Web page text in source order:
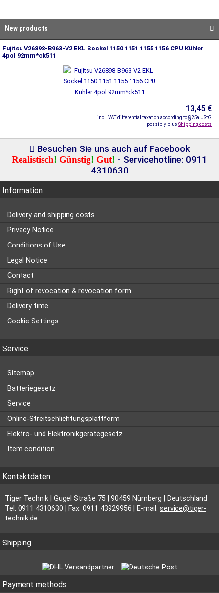
New products
Fujitsu V26898-B963-V2 EKL Sockel 1150 1151 1155 1156 CPU Kühler
4pol 92mm*ck511
13,45 €
incl. VAT differential taxation according to §25a UStG
possibly plus Shipping costs
Besuchen Sie uns auch auf Facebook
Realistisch! Günstig! Gut! - Servicehotline: 0911
4310630
Information
Delivery and shipping costs
Privacy Notice
Conditions of Use
Legal Notice
Contact
Right of revocation & revocation form
Delivery time
Cookie Settings
Service
Sitemap
Batteriegesetz
Service
Online-Streitschlichtungsplattform
Elektro- und Elektronikgerätegesetz
Item condition
Kontaktdaten
Tiger Technik | Gugel Straße 75 | 90459 Nürnberg | Deutschland
Tel: 0911 4310630 | Fax: 0911 43929956 | E-mail: service@tiger-
technik.de
Shipping
Payment methods